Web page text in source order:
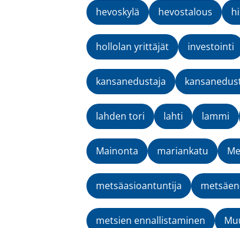
hevoskylä hevostalous
hollolan yrittäjät investointi
kansanedustaja
lahden tori lahti lammi
Mainonta mariankatu
metsäasioantuntija
metsien ennallistaminen